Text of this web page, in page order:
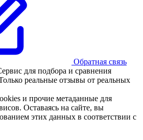
Обратная связь
для подбора и сравнения
реальные отзывы от реальных
и прочие метаданные для
Оставаясь на сайте, вы
этих данных в соответствии с